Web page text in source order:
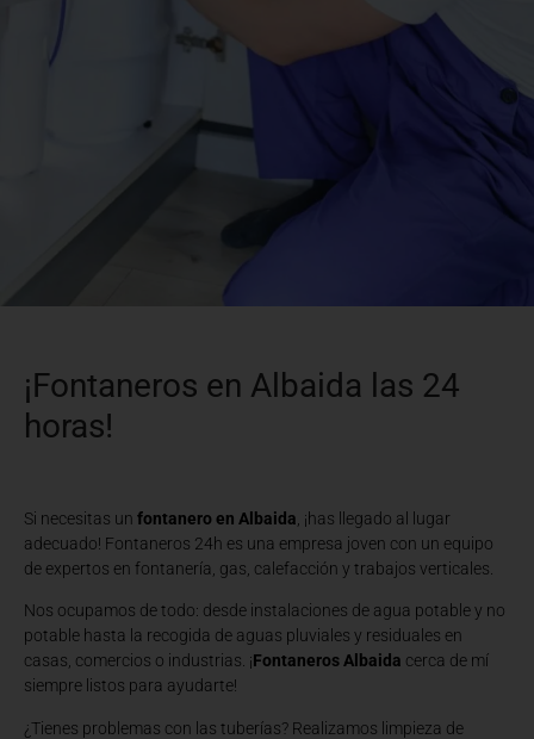
¡Fontaneros en Albaida las 24
horas!
Si necesitas un fontanero en Albaida , ¡has llegado al lugar
adecuado! Fontaneros 24h es una empresa joven con un equipo
de expertos en fontanería, gas, calefacción y trabajos verticales.
Nos ocupamos de todo: desde instalaciones de agua potable y no
potable hasta la recogida de aguas pluviales y residuales en
casas, comercios o industrias. ¡Fontaneros Albaida cerca de mí
siempre listos para ayudarte!
¿Tienes problemas con las tuberías? Realizamos limpieza de